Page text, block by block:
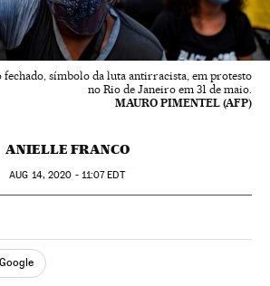
símbolo da luta antirracista, em protesto
no Rio de Janeiro em 31 de maio.
MAURO PIMENTEL (AFP)
ANIELLE FRANCO
AUG 14, 2020 - 11:07EDT
en TwitterRedes Sociales